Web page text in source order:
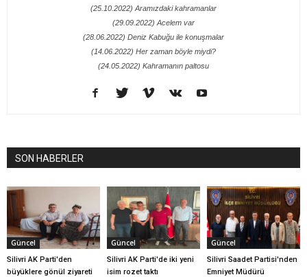
(25.10.2022) Aramızdaki kahramanlar
(29.09.2022) Acelem var
(28.06.2022) Deniz Kabuğu ile konuşmalar
(14.06.2022) Her zaman böyle miydi?
(24.05.2022) Kahramanın paltosu
SON HABERLER
Güncel
Silivri AK Parti'den
büyüklere gönül ziyareti
Güncel
Silivri AK Parti'de iki yeni
isim rozet taktı
Güncel
Silivri Saadet Partisi'nden
Emniyet Müdürü